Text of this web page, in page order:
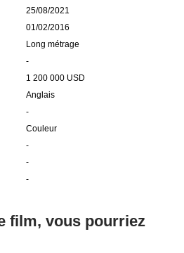
25/08/2021
01/02/2016
Long métrage
-
1 200 000 USD
Anglais
-
Couleur
-
-
-
film, vous pourriez